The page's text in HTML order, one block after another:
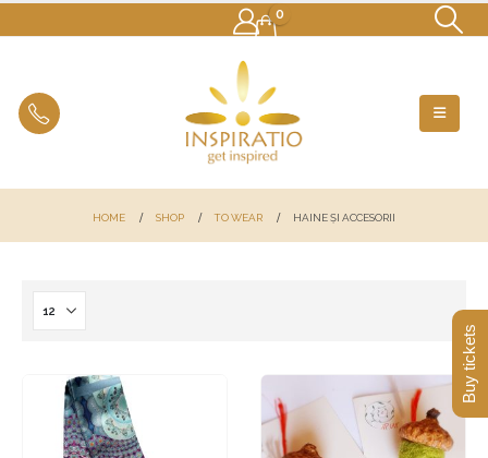
0
HOME SHOP TO WEAR HAINE ȘI ACCESORII
Buy tickets